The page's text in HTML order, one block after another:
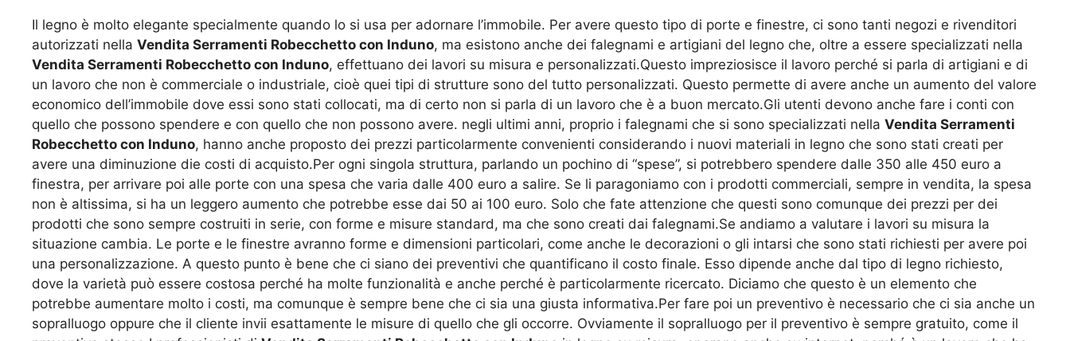
Il legno è molto elegante specialmente quando lo si usa per adornare l’immobile. Per avere questo tipo di porte e finestre, ci sono tanti negozi e rivenditori
autorizzati nella Vendita Serramenti Robecchetto con Induno, ma esistono anche dei falegnami e artigiani del legno che, oltre a essere specializzati nella
Vendita Serramenti Robecchetto con Induno, effettuano dei lavori su misura e personalizzati.Questo impreziosisce il lavoro perché si parla di artigiani e di
un lavoro che non è commerciale o industriale, cioè quei tipi di strutture sono del tutto personalizzati. Questo permette di avere anche un aumento del valore
economico dell’immobile dove essi sono stati collocati, ma di certo non si parla di un lavoro che è a buon mercato.Gli utenti devono anche fare i conti con
quello che possono spendere e con quello che non possono avere. negli ultimi anni, proprio i falegnami che si sono specializzati nella Vendita Serramenti
Robecchetto con Induno, hanno anche proposto dei prezzi particolarmente convenienti considerando i nuovi materiali in legno che sono stati creati per
avere una diminuzione die costi di acquisto.Per ogni singola struttura, parlando un pochino di “spese”, si potrebbero spendere dalle 350 alle 450 euro a
finestra, per arrivare poi alle porte con una spesa che varia dalle 400 euro a salire. Se li paragoniamo con i prodotti commerciali, sempre in vendita, la spesa
non è altissima, si ha un leggero aumento che potrebbe esse dai 50 ai 100 euro. Solo che fate attenzione che questi sono comunque dei prezzi per dei
prodotti che sono sempre costruiti in serie, con forme e misure standard, ma che sono creati dai falegnami.Se andiamo a valutare i lavori su misura la
situazione cambia. Le porte e le finestre avranno forme e dimensioni particolari, come anche le decorazioni o gli intarsi che sono stati richiesti per avere poi
una personalizzazione. A questo punto è bene che ci siano dei preventivi che quantificano il costo finale. Esso dipende anche dal tipo di legno richiesto,
dove la varietà può essere costosa perché ha molte funzionalità e anche perché è particolarmente ricercato. Diciamo che questo è un elemento che
potrebbe aumentare molto i costi, ma comunque è sempre bene che ci sia una giusta informativa.Per fare poi un preventivo è necessario che ci sia anche un
sopralluogo oppure che il cliente invii esattamente le misure di quello che gli occorre. Ovviamente il sopralluogo per il preventivo è sempre gratuito, come il